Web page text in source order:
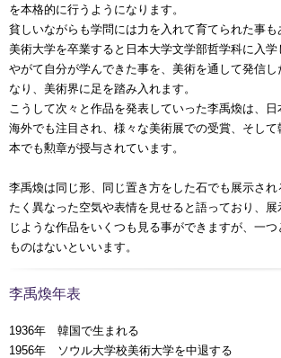
を本格的に行うようになります。
貧しいながらも学問には力を入れて育てられた事
美術大学を卒業すると日本大学文学部哲学科に入学
やがて自分が学んできた事を、美術を通して発信
なり、美術界に足を踏み入れます。
こうして次々と作品を発表していった李禹煥は、日
海外でも注目され、様々な美術展での受賞、そして
本でも勲章が授与されています。
李禹煥は同じ形、同じ置き方をした石でも展示され
たく異なった空気や表情を見せると語っており、展
じような作品をいくつも見る事ができますが、一
ものはないといいます。
李禹煥年表
1936年 韓国で生まれる
1956年 ソウル大学校美術大学を中退する